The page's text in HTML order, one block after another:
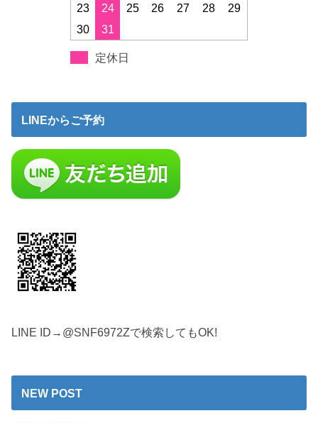
23
24 25 26 27 28
29
30
31
定休日
LINEからご予約
LINE ID→@SNF6972Zで検索してもOK!
NEW POST